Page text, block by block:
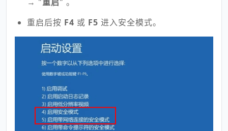
重启后按 F4 或 F5 进入安全模式。